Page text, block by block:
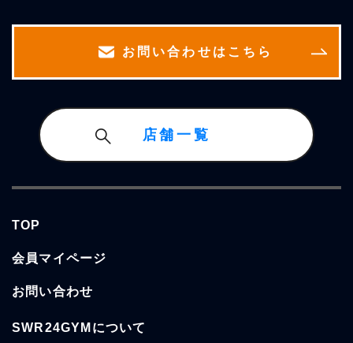
お問い合わせはこちら
店舗一覧
TOP
会員マイページ
お問い合わせ
SWR24GYMについて